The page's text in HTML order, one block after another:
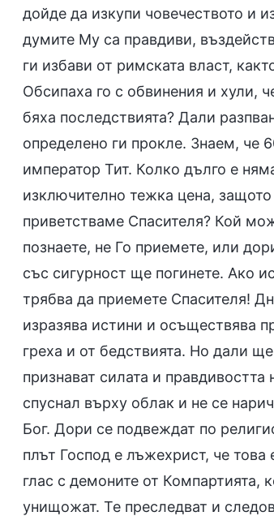
дойде да изкупи човечеството и
думите Му са правдиви,
ги избави от римската власт,
Обсипаха го с обвинения и хули,
бяха последствията? Дали
определено ги прокле. Знаем, че
император Тит. Колко дълго е
изключително тежка цена,
приветстваме Спасителя? Кой
познаете, не Го приемете, или
със сигурност ще погинете. Ако
трябва да приемете Спасителя!
изразява истини и осъществява
греха и от бедствията. Но дали
признават силата и
спуснал върху облак и не се
Бог. Дори се подвеждат по
плът Господ е лъжехрист, че
глас с демоните от Компартията,
унищожат. Те преследват и